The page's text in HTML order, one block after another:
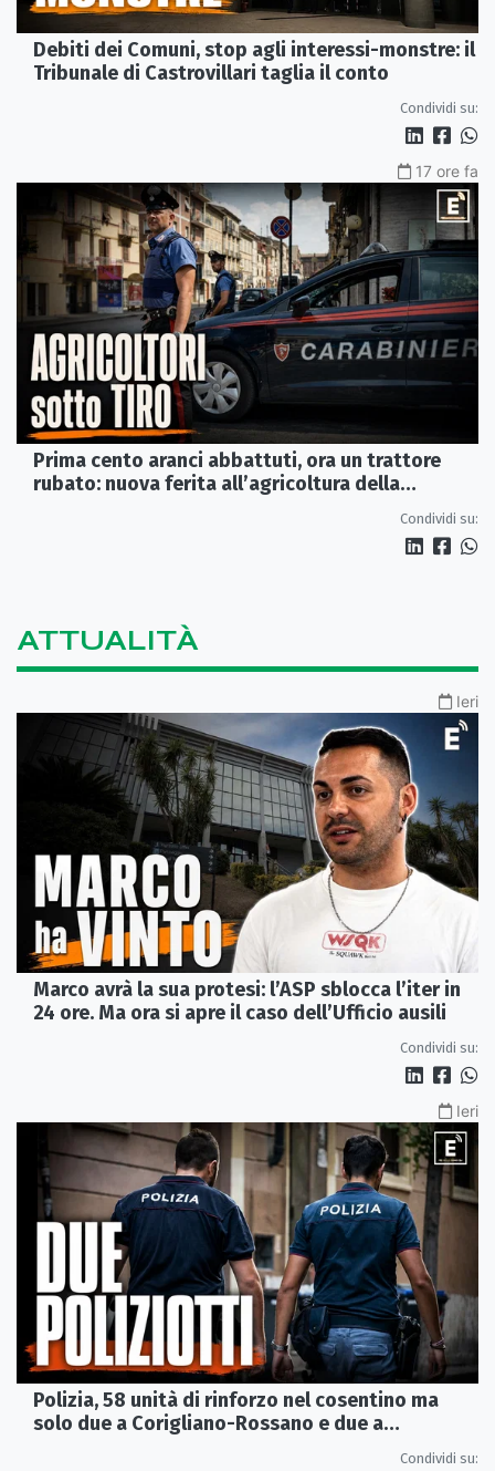
Debiti dei Comuni, stop agli interessi-monstre: il
Tribunale di Castrovillari taglia il conto
Condividi su:
17 ore fa
Prima cento aranci abbattuti, ora un trattore
rubato: nuova ferita all’agricoltura della
Condividi su:
ATTUALITÀ
Ieri
Marco avrà la sua protesi: l’ASP sblocca l’iter in
24 ore. Ma ora si apre il caso dell’Ufficio ausili
Condividi su:
Ieri
Polizia, 58 unità di rinforzo nel cosentino ma
solo due a Corigliano-Rossano e due a
Condividi su: